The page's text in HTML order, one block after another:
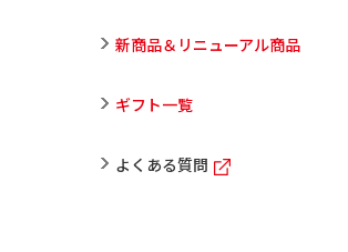
新商品＆リニューアル商品
ギフト一覧
よくある質問